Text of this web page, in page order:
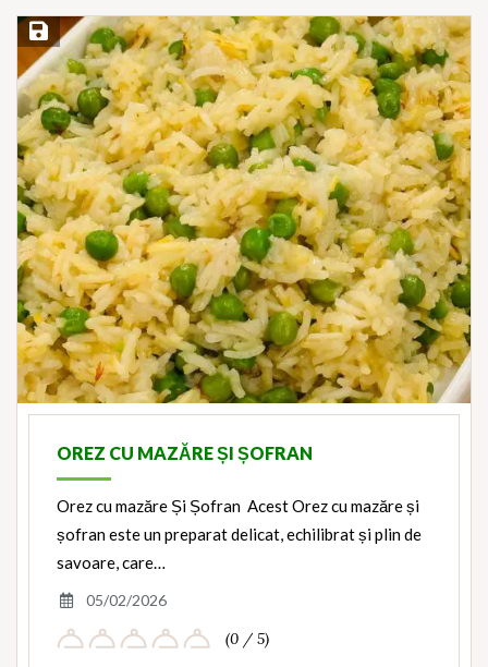
Save Recipe
OREZ CU MAZĂRE ȘI ȘOFRAN
Orez cu mazăre Și Șofran Acest Orez cu mazăre și
șofran este un preparat delicat, echilibrat și plin de
savoare, care…
05/02/2026
(0 / 5)